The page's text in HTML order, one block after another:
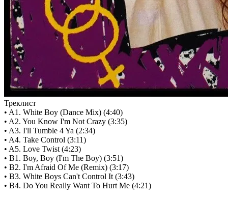
Треклист
• A1. White Boy (Dance Mix) (4:40)
• A2. You Know I'm Not Crazy (3:35)
• A3. I'll Tumble 4 Ya (2:34)
• A4. Take Control (3:11)
• A5. Love Twist (4:23)
• B1. Boy, Boy (I'm The Boy) (3:51)
• B2. I'm Afraid Of Me (Remix) (3:17)
• B3. White Boys Can't Control It (3:43)
• B4. Do You Really Want To Hurt Me (4:21)